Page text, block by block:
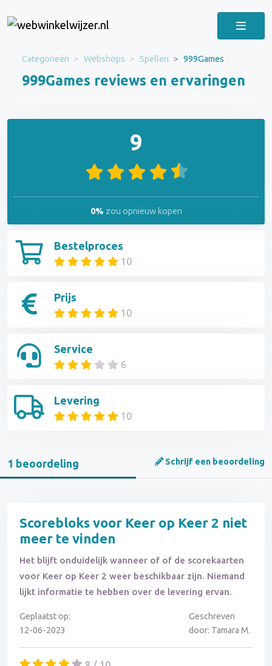
Categorieën Webshops Spellen 999Games
999Games reviews en ervaringen
Bestelproces
10
Prijs
10
Service
6
Levering
10
9
0% zou opnieuw kopen
1 beoordeling Schrijf een beoordeling
Scorebloks voor Keer op Keer 2 niet
meer te vinden
Het blijft onduidelijk wanneer of of de scorekaarten
voor Keer op Keer 2 weer beschikbaar zijn. Niemand
lijkt informatie te hebben over de levering ervan.
Geplaatst op:
12-06-2023
Geschreven
door: Tamara M.